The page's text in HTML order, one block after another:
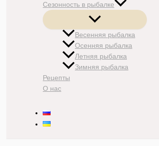
Сезонность в рыбалке
Переключатель
меню
Весенняя рыбалка
Осенняя рыбалка
Летняя рыбалка
Зимняя рыбалка
Рецепты
О нас